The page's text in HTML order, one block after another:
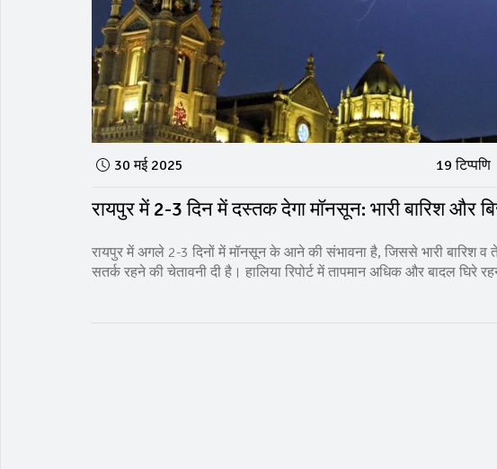
30 मई 2025 19 टिप्पणि
रायपुर में 2-3 दिन में दस्तक देगा मॉनसून: भारी बारिश और
रायपुर में अगले 2-3 दिनों में मॉनसून के आने की संभावना है, जिससे भारी बारिश व
सतर्क रहने की चेतावनी दी है। हालिया रिपोर्ट में तापमान अधिक और बादल घिरे